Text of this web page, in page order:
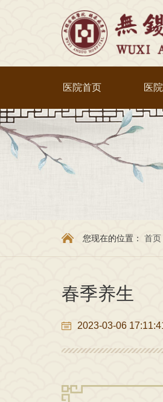
医院首页 医
您现在的位置： 首页
春季养生
2023-03-06